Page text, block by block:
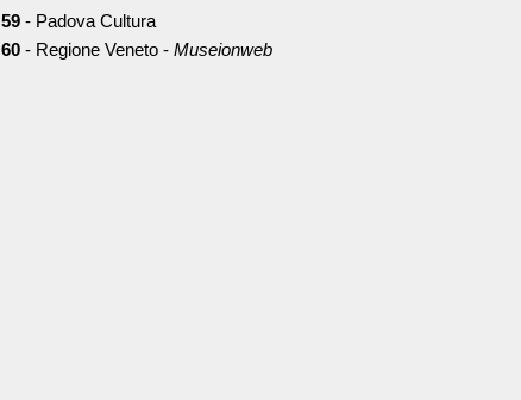
59- Padova Cultura
60- Regione Veneto - Museionweb